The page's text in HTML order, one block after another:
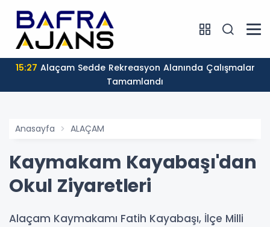
15:27
Tamamlandı
Anasayfa ALAÇAM
Kaymakam Kayabaşı'dan
Okul Ziyaretleri
Alaçam Kaymakamı Fatih Kayabaşı, İlçe Milli